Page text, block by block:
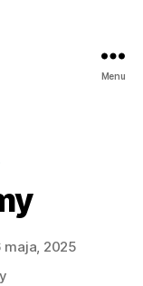
Menu
maja, 2025